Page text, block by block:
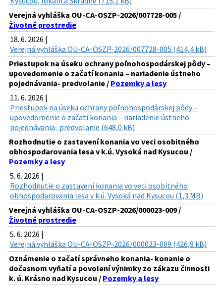
Verejná vyhláška OU-CA-OSZP-2026/007728-005 /
Životné prostredie
18. 6. 2026 |
Verejná vyhláška OU-CA-OSZP-2026/007728-005 (414,4 kB)
Priestupok na úseku ochrany poľnohospodárskej pôdy –
upovedomenie o začatí konania – nariadenie ústneho
pojednávania- predvolanie / Pozemky a lesy
11. 6. 2026 |
Priestupok na úseku ochrany poľnohospodárskej pôdy –
upovedomenie o začatí konania – nariadenie ústneho
pojednávania- predvolanie (648,0 kB)
Rozhodnutie o zastavení konania vo veci osobitného
obhospodarovania lesa v k.ú. Vysoká nad Kysucou /
Pozemky a lesy
5. 6. 2026 |
Rozhodnutie o zastavení konania vo veci osobitného
obhospodarovania lesa v k.ú. Vysoká nad Kysucou (1,3 MB)
Verejná vyhláška OU-CA-OSZP-2026/000023-009 /
Životné prostredie
5. 6. 2026 |
Verejná vyhláška OU-CA-OSZP-2026/000023-009 (426,9 kB)
Oznámenie o začatí správneho konania- konanie o
dočasnom vyňatí a povolení výnimky zo zákazu činnosti
k. ú. Krásno nad Kysucou / Pozemky a lesy